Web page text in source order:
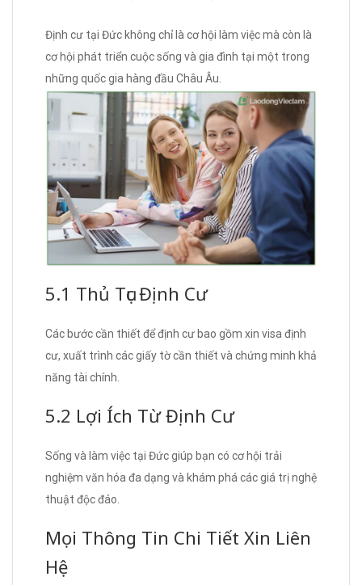
Định cư tại Đức không chỉ là cơ hội làm việc mà còn là
cơ hội phát triển cuộc sống và gia đình tại một trong
những quốc gia hàng đầu Châu Âu.
5.1 Thủ Tục Định Cư
Các bước cần thiết để định cư bao gồm xin visa định
cư, xuất trình các giấy tờ cần thiết và chứng minh khả
năng tài chính.
5.2 Lợi Ích Từ Định Cư
Sống và làm việc tại Đức giúp bạn có cơ hội trải
nghiệm văn hóa đa dạng và khám phá các giá trị nghệ
thuật độc đáo.
Mọi Thông Tin Chi Tiết Xin Liên
Hệ